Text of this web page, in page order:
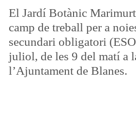
El Jardí Botànic
camp de treball per a
secundari obligatori
juliol, de les 9 del matí a
l’Ajuntament de Blanes.